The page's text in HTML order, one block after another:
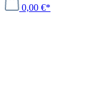
0,00 €*